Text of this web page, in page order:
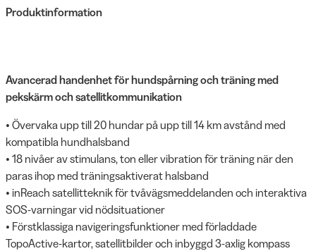
Produktinformation
Avancerad handenhet för hundspårning och träning med
pekskärm och satellitkommunikation
• Övervaka upp till 20 hundar på upp till 14 km avstånd med
kompatibla hundhalsband
• 18 nivåer av stimulans, ton eller vibration för träning när den
paras ihop med träningsaktiverat halsband
• inReach satellitteknik för tvåvägsmeddelanden och interaktiva
SOS-varningar vid nödsituationer
• Förstklassiga navigeringsfunktioner med förladdade
TopoActive-kartor, satellitbilder och inbyggd 3-axlig kompass